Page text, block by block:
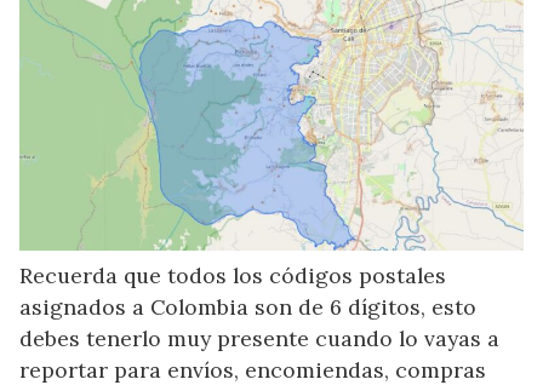
Recuerda que todos los códigos postales
asignados a Colombia son de 6 dígitos, esto
debes tenerlo muy presente cuando lo vayas a
reportar para envíos, encomiendas, compras